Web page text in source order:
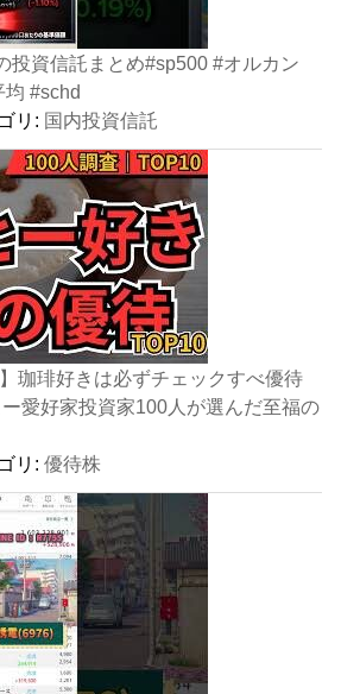
投資信託まとめ#sp500 #オルカン
#schd
リ: 国内投資信託
珈琲好きは必ずチェックすべ優待
愛好家投資家100人が選んだ至福の
リ:優待株